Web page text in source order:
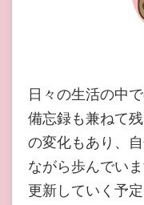
日々の生活の中
備忘録も兼ねて
の変化もあり、
ながら歩んでい
更新していく予